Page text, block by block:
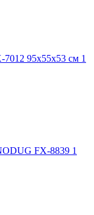
95х55х53 см 1
FX-8839 1